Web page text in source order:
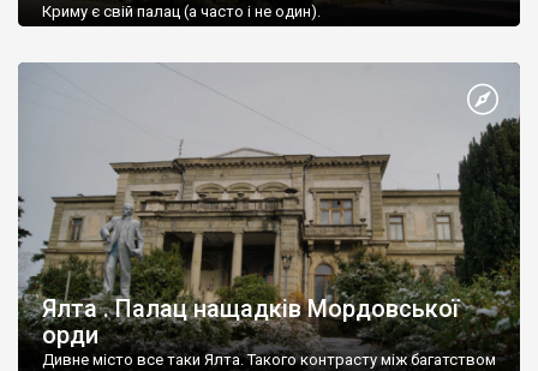
Криму є свій палац (а часто і не один).
Ялта . Палац нащадків Мордовської
орди
Дивне місто все таки Ялта. Такого контрасту між багатством